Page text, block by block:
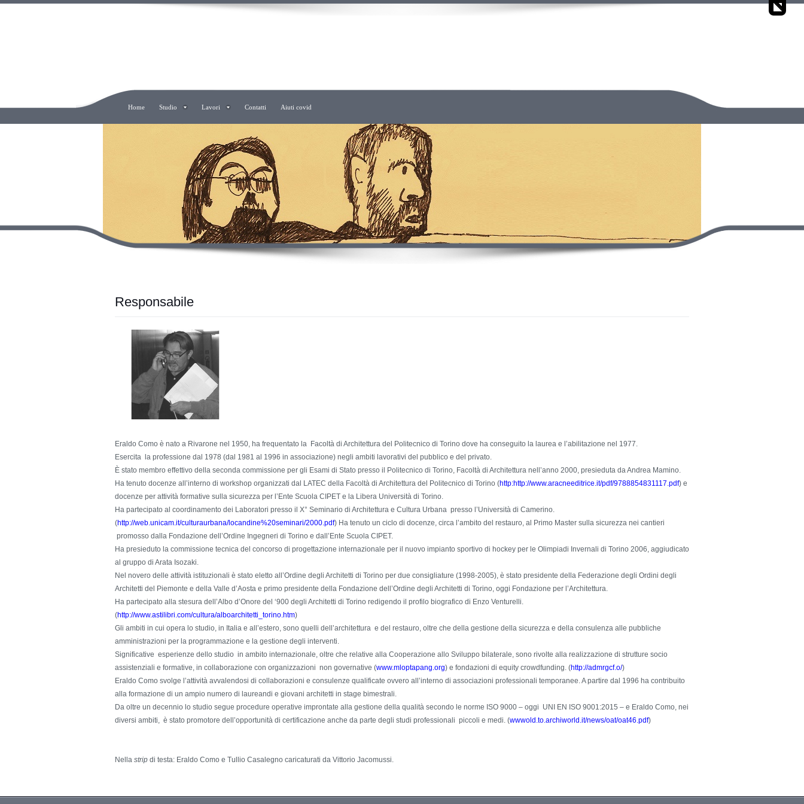
Home Studio Lavori Contatti Aiuti covid
Responsabile
Eraldo Como è nato a Rivarone nel 1950, ha frequentato la Facoltà di Architettura del Politecnico di Torino dove ha conseguito la laurea e l’abilitazione nel 1977.
Esercita la professione dal 1978 (dal 1981 al 1996 in associazione) negli ambiti lavorativi del pubblico e del privato.
È stato membro effettivo della seconda commissione per gli Esami di Stato presso il Politecnico di Torino, Facoltà di Architettura nell’anno 2000, presieduta da Andrea Mamino.
Ha tenuto docenze all’interno di workshop organizzati dal LATEC della Facoltà di Architettura del Politecnico di Torino (http:http://www.aracneeditrice.it/pdf/9788854831117.pdf) e
docenze per attività formative sulla sicurezza per l’Ente Scuola CIPET e la Libera Università di Torino.
Ha partecipato al coordinamento dei Laboratori presso il X° Seminario di Architettura e Cultura Urbana presso l’Università di Camerino.
(http://web.unicam.it/culturaurbana/locandine%20seminari/2000.pdf) Ha tenuto un ciclo di docenze, circa l’ambito del restauro, al Primo Master sulla sicurezza nei cantieri
promosso dalla Fondazione dell’Ordine Ingegneri di Torino e dall’Ente Scuola CIPET.
Ha presieduto la commissione tecnica del concorso di progettazione internazionale per il nuovo impianto sportivo di hockey per le Olimpiadi Invernali di Torino 2006, aggiudicato
al gruppo di Arata Isozaki.
Nel novero delle attività istituzionali è stato eletto all’Ordine degli Architetti di Torino per due consigliature (1998-2005), è stato presidente della Federazione degli Ordini degli
Architetti del Piemonte e della Valle d’Aosta e primo presidente della Fondazione dell’Ordine degli Architetti di Torino, oggi Fondazione per l’Architettura.
Ha partecipato alla stesura dell’Albo d’Onore del ‘900 degli Architetti di Torino redigendo il profilo biografico di Enzo Venturelli.
(http://www.astilibri.com/cultura/alboarchitetti_torino.htm)
Gli ambiti in cui opera lo studio, in Italia e all’estero, sono quelli dell’architettura e del restauro, oltre che della gestione della sicurezza e della consulenza alle pubbliche
amministrazioni per la programmazione e la gestione degli interventi.
Significative esperienze dello studio in ambito internazionale, oltre che relative alla Cooperazione allo Sviluppo bilaterale, sono rivolte alla realizzazione di strutture socio
assistenziali e formative, in collaborazione con organizzazioni non governative (www.mloptapang.org) e fondazioni di equity crowdfunding. (http://admrgcf.o/)
Eraldo Como svolge l’attività avvalendosi di collaborazioni e consulenze qualificate ovvero all’interno di associazioni professionali temporanee. A partire dal 1996 ha contribuito
alla formazione di un ampio numero di laureandi e giovani architetti in stage bimestrali.
Da oltre un decennio lo studio segue procedure operative improntate alla gestione della qualità secondo le norme ISO 9000 – oggi UNI EN ISO 9001:2015 – e Eraldo Como, nei
diversi ambiti, è stato promotore dell’opportunità di certificazione anche da parte degli studi professionali piccoli e medi. (wwwold.to.archiworld.it/news/oat/oat46.pdf)
Nella strip di testa: Eraldo Como e Tullio Casalegno caricaturati da Vittorio Jacomussi.